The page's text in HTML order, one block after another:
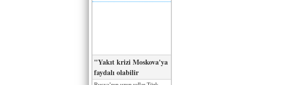
"Yakıt krizi Moskova'ya
faydalı olabilir